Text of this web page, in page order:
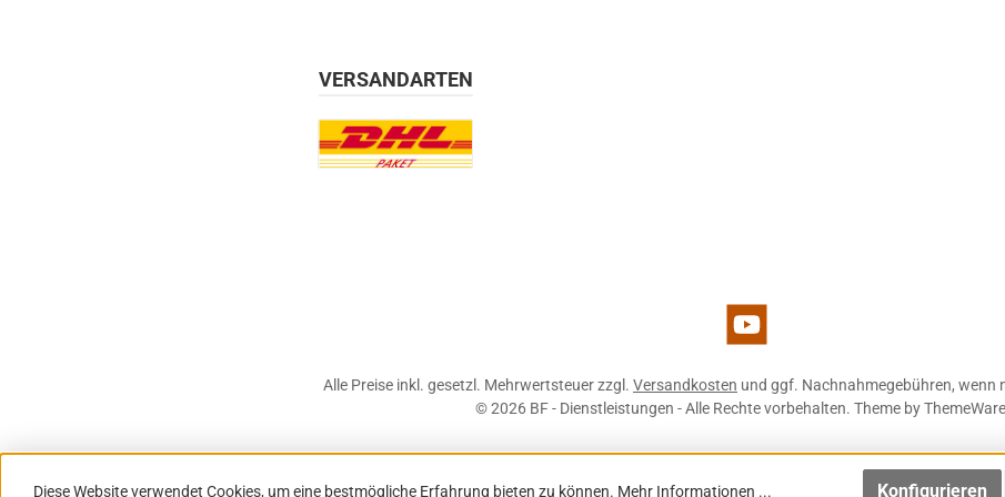
VERSANDARTEN
YouTube
Alle Preise inkl. gesetzl. Mehrwertsteuer zzgl. Versandkosten und ggf. Nachnahmegebühren, wenn
© 2026 BF - Dienstleistungen - Alle Rechte vorbehalten. Theme by
Diese Website verwendet Cookies, um eine bestmögliche Erfahrung bieten zu können. Mehr Informationen ... Konfigurieren